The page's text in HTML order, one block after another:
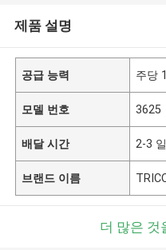
제품 설명
공급 능력 주당
모델 번호 3625
배달 시간 2-3 일
브랜드 이름
더 많은 것